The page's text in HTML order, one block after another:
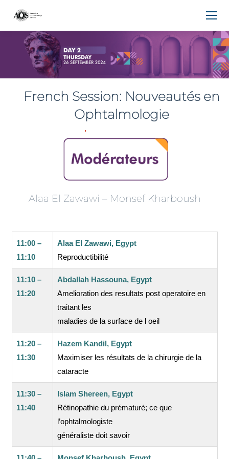
French Session: Nouveautés en
Ophtalmologie
Alaa El Zawawi – Monsef Kharboush
11:00 –
11:10
Alaa El Zawawi, Egypt
Reproductibilité
11:10 –
11:20
Abdallah Hassouna, Egypt
Amelioration des resultats post operatoire en
traitant les
maladies de la surface de l oeil
11:20 –
11:30
Hazem Kandil, Egypt
Maximiser les résultats de la chirurgie de la
cataracte
11:30 –
11:40
Islam Shereen, Egypt
Rétinopathie du prématuré; ce que
l’ophtalmologiste
généraliste doit savoir